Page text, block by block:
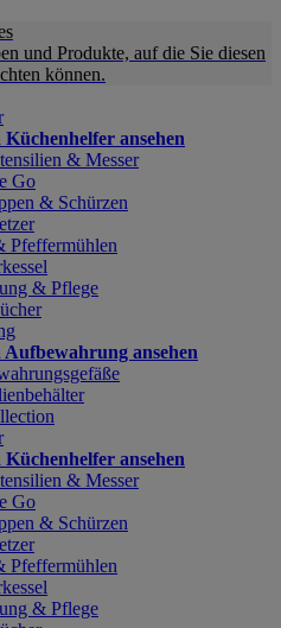
und Produkte, auf die Sie diesen
können.
ansehen
& Messer
Go
& Schürzen
Pfeffermühlen
& Pflege
Aufbewahrung ansehen
ansehen
& Messer
Go
& Schürzen
Pfeffermühlen
& Pflege